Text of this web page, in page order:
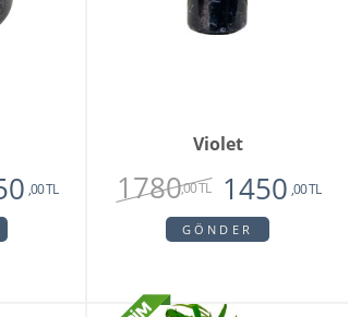
,00 TL
Violet
1780,00 TL 1450 ,00 TL
GÖNDER